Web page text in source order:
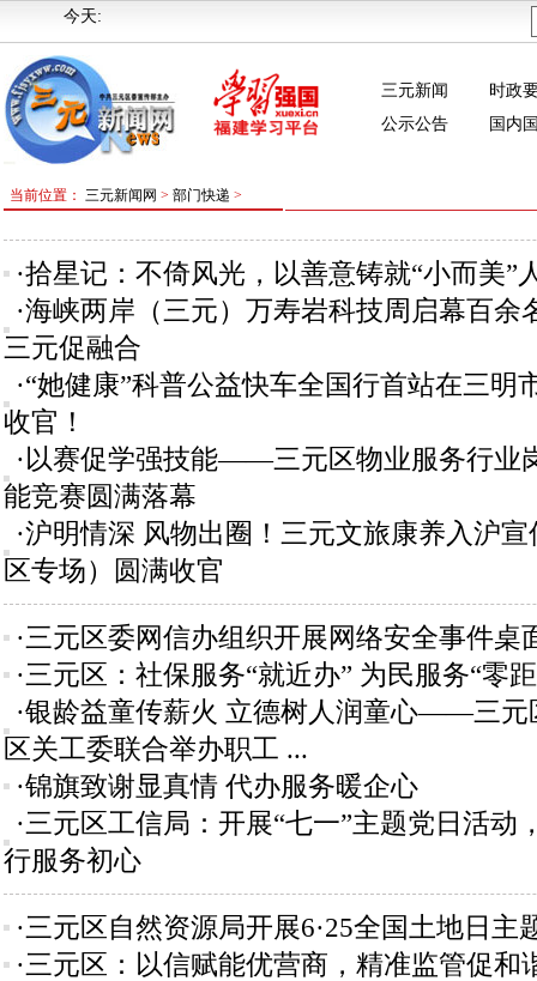
今天:
三元新闻
时政
公示公告
国内
当前位置： 三元新闻网 > 部门快递 >
·拾星记：不倚风光，以善意铸就“小而美”
·海峡两岸（三元）万寿岩科技周启幕百余
三元促融合
·“她健康”科普公益快车全国行首站在三明
收官！
·以赛促学强技能——三元区物业服务行业
能竞赛圆满落幕
·沪明情深 风物出圈！三元文旅康养入沪
区专场）圆满收官
·三元区委网信办组织开展网络安全事件桌
·三元区：社保服务“就近办” 为民服务“零
·银龄益童传薪火 立德树人润童心——三元
区关工委联合举办职工 ...
·锦旗致谢显真情 代办服务暖企心
·三元区工信局：开展“七一”主题党日活动
行服务初心
·三元区自然资源局开展6·25全国土地日主
·三元区：以信赋能优营商，精准监管促和